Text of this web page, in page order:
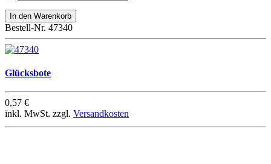
Bestell-Nr. 47340
Glücksbote
0,57 €
inkl. MwSt. zzgl. Versandkosten